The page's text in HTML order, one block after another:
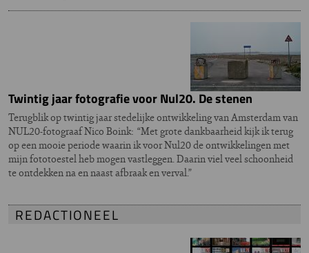
Twintig jaar fotografie voor Nul20. De stenen
Terugblik op twintig jaar stedelijke ontwikkeling van Amsterdam van
NUL20-fotograaf Nico Boink: “Met grote dankbaarheid kijk ik terug
op een mooie periode waarin ik voor Nul20 de ontwikkelingen met
mijn fototoestel heb mogen vastleggen. Daarin viel veel schoonheid
te ontdekken na en naast afbraak en verval.”
REDACTIONEEL